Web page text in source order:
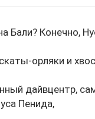
Бали? Конечно,
орляки и
дайвцентр,
Пенида,